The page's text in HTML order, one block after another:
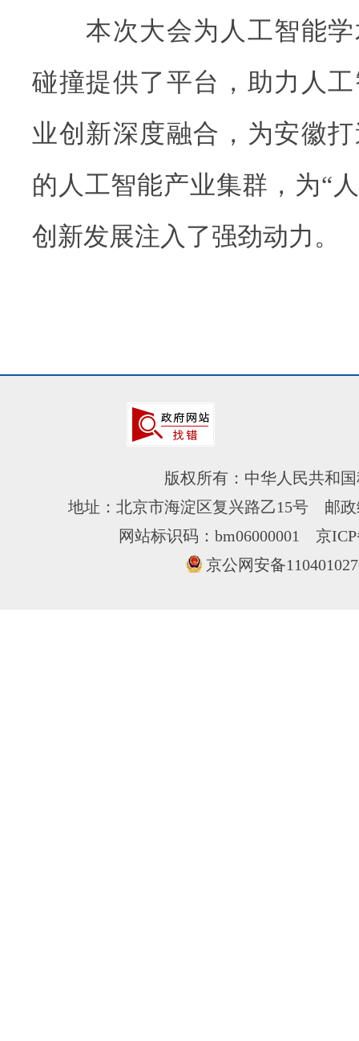
本次大会为人工智能学
碰撞提供了平台，助力人
业创新深度融合，为安徽
的人工智能产业集群，为“
创新发展注入了强劲动力。
版权所有：中华人民共和
地址：北京市海淀区复兴路乙15号 邮
网站标识码：bm06000001 京
京公网安备